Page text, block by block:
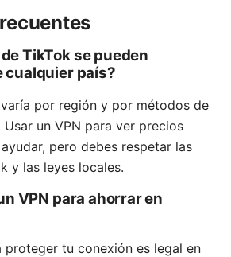
TikTok se pueden
cualquier país?
por región y por métodos de
un VPN para ver precios
pero debes respetar las
y las leyes locales.
VPN para ahorrar en
proteger tu conexión es legal en